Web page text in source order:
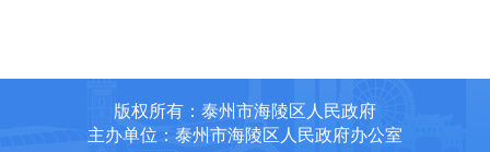
版权所有：泰州市海陵区人民政府
主办单位：泰州市海陵区人民政府办公室